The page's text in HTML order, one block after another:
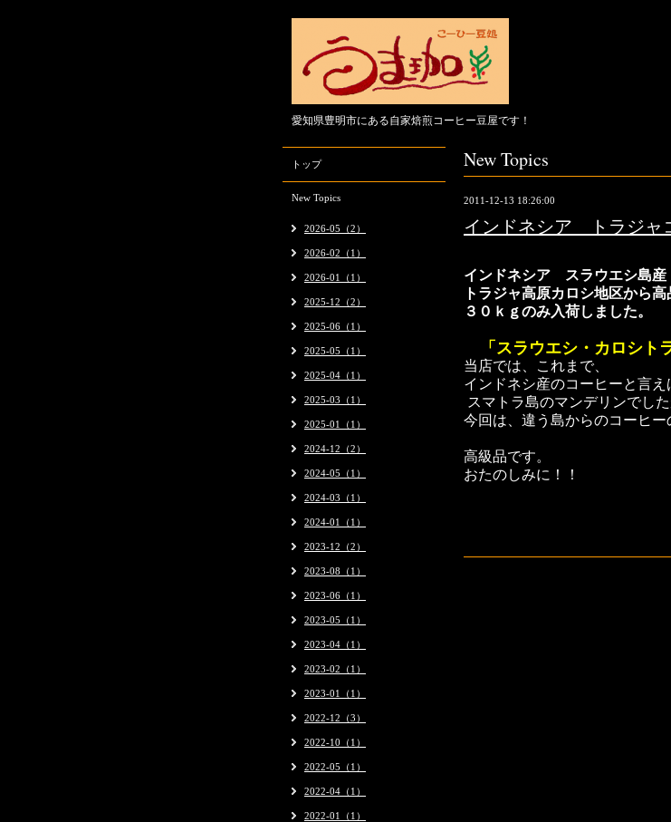
愛知県豊明市にある自家焙煎コーヒー豆屋です！
New Topics
2011-12-13 18:26:00
インドネシア トラジャ
インドネシア スラウエシ島産
トラジャ高原カロシ地区から高
３０ｋｇのみ入荷しました。
「スラウエシ・カロシトラ
当店では、これまで、
インドネシ産のコーヒーと言え
スマトラ島のマンデリンでした
今回は、違う島からのコーヒー
高級品です。
おたのしみに！！
トップ
New Topics
2026-05（2）
2026-02（1）
2026-01（1）
2025-12（2）
2025-06（1）
2025-05（1）
2025-04（1）
2025-03（1）
2025-01（1）
2024-12（2）
2024-05（1）
2024-03（1）
2024-01（1）
2023-12（2）
2023-08（1）
2023-06（1）
2023-05（1）
2023-04（1）
2023-02（1）
2023-01（1）
2022-12（3）
2022-10（1）
2022-05（1）
2022-04（1）
2022-01（1）